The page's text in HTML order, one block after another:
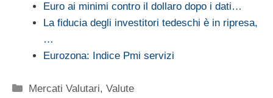
Euro ai minimi contro il dollaro dopo i dati…
La fiducia degli investitori tedeschi è in ripresa,
…
Eurozona: Indice Pmi servizi
Categorie
Mercati Valutari,Valute